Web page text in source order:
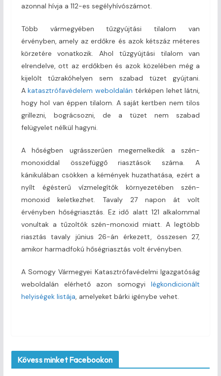
azonnal hívja a 112-es segélyhívószámot.
Több vármegyében tűzgyújtási tilalom van
érvényben, amely az erdőkre és azok kétszáz méteres
körzetére vonatkozik. Ahol tűzgyújtási tilalom van
elrendelve, ott az erdőkben és azok közelében még a
kijelölt tűzrakóhelyen sem szabad tüzet gyújtani.
Akatasztrófavédelem weboldalán térképen lehet látni,
hogy hol van éppen tilalom. A saját kertben nem tilos
grillezni, bográcsozni, de a tüzet nem szabad
felügyelet nélkül hagyni.
A hőségben ugrásszerűen megemelkedik a szén-
monoxiddal összefüggő riasztások száma. A
kánikulában csökken a kémények huzathatása, ezért a
nyílt égésterű vízmelegítők környezetében szén-
monoxid keletkezhet. Tavaly 27 napon át volt
érvényben hőségriasztás. Ez idő alatt 121 alkalommal
vonultak a tűzoltók szén-monoxid miatt. A legtöbb
riasztás tavaly június 26-án érkezett, összesen 27,
amikor harmadfokú hőségriasztás volt érvényben.
A Somogy Vármegyei Katasztrófavédelmi Igazgatóság
weboldalán elérhető azon somogyilégkondicionált
helyiségek listája, amelyeket bárki igénybe vehet.
Kövess minket Facebookon